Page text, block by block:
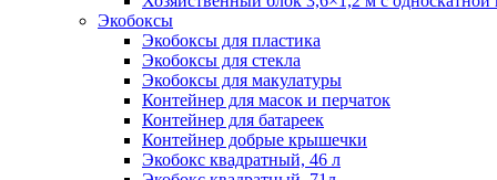
Экобоксы
Экобоксы для пластика
Экобоксы для стекла
Экобоксы для макулатуры
Контейнер для масок и перчаток
Контейнер для батареек
Контейнер добрые крышечки
Экобокс квадратный, 46 л